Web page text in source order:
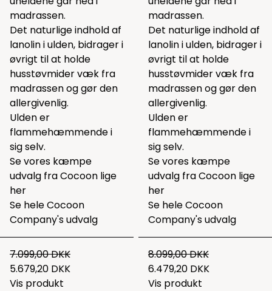
madrassen.
Det naturlige indhold af
lanolin i ulden, bidrager i
øvrigt til at holde
husstøvmider væk fra
madrassen og gør den
allergivenlig.
Ulden er
flammehæmmende i
sig selv.
Se vores kæmpe
udvalg fra Cocoon lige
her
Se heleCocoon
Company's udvalg
7.099,00 DKK
5.679,20 DKK
Vis produkt
madrassen.
Det naturlige indhold af
lanolin i ulden, bidrager i
øvrigt til at holde
husstøvmider væk fra
madrassen og gør den
allergivenlig.
Ulden er
flammehæmmende i
sig selv.
Se vores kæmpe
udvalg fra Cocoon lige
her
Se heleCocoon
Company's udvalg
8.099,00 DKK
6.479,20 DKK
Vis produkt